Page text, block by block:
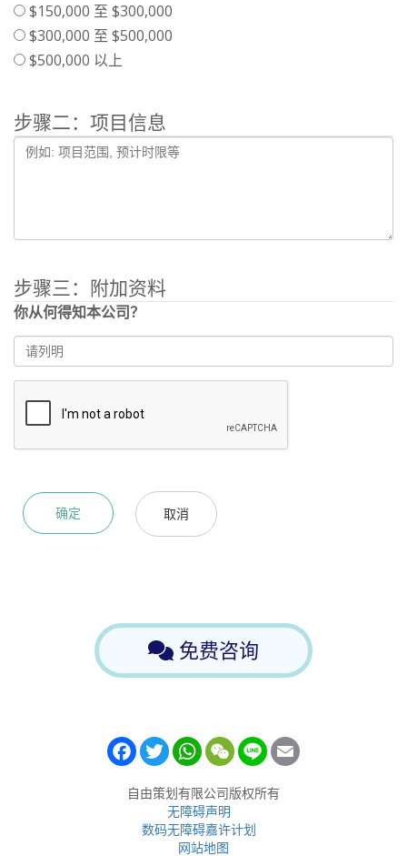
$150,000 至 $300,000
$300,000 至 $500,000
$500,000 以上
步骤二：项目信息
步骤三：附加资料
你从何得知本公司？
免费咨询
Facebook
TwitterWhatsApp
WeChatLine
自由策划有限公司版权所有
无障碍声明
数码无障碍嘉许计划
网站地图